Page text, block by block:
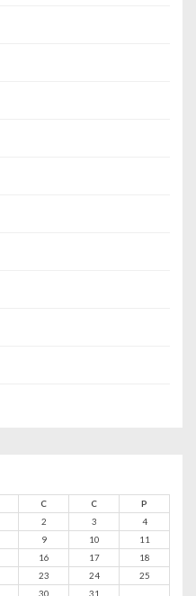
C C
P
2 3
4
9 10
11
16 17
18
23 24
25
30 31